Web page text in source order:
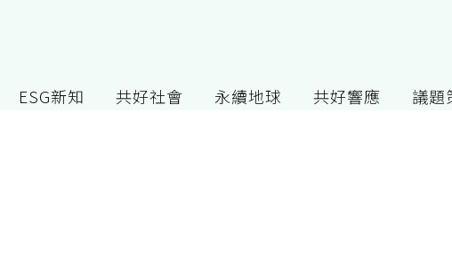
ESG新知 共好社會 永續地球 共好響應 議題